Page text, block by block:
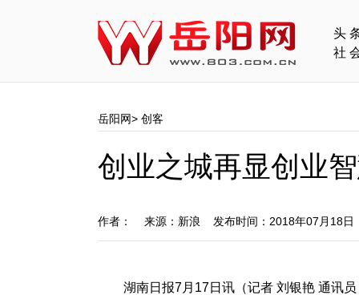
头
社
岳阳网> 创客
创业之城再显创业
作者： 来源：新浪 发布时间：2018年07月18
湖南日报7月17日讯（记者 刘银艳 通讯